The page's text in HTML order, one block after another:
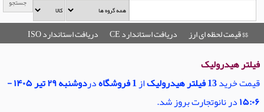
$$ قیمت لحظه ای ارز دریافت استاندارد CE دریافت استاندارد ISO
فیلتر هیدرولیک
قیمت خرید13 فیلتر هیدرولیک از1 فروشگاه در
دوشنبه ۲۹ تیر ۱۴۰۵ -
۱۵:۰۶در نانوتجارت بروز شد.